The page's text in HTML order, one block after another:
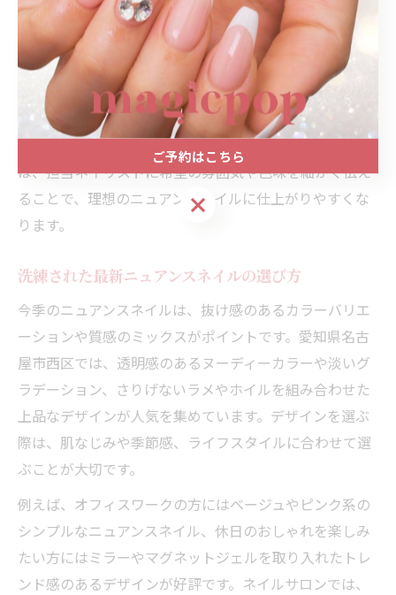
施術の際には、爪に負担をかけすぎないジェルやベース
選びも重要なポイントです。
実際にサロンで体験した方からは「自分らしい上品さが
出せた」「シンプルなのにセンスが光る」といった声が
多く、リピートされる方も増えています。初めての方
は、担当ネイリストに希望の雰囲気や色味を細かく伝え
ることで、理想のニュアンスネイルに仕上がりやすくな
ります。
洗練された最新ニュアンスネイルの選び方
今季のニュアンスネイルは、抜け感のあるカラーバリエ
ーションや質感のミックスがポイントです。愛知県名古
屋市西区では、透明感のあるヌーディーカラーや淡いグ
ラデーション、さりげないラメやホイルを組み合わせた
上品なデザインが人気を集めています。デザインを選ぶ
際は、肌なじみや季節感、ライフスタイルに合わせて選
ぶことが大切です。
例えば、オフィスワークの方にはベージュやピンク系の
シンプルなニュアンスネイル、休日のおしゃれを楽しみ
たい方にはミラーやマグネットジェルを取り入れたトレ
ンド感のあるデザインが好評です。ネイルサロンでは、
ご予約はこちら
ご予約はこちら